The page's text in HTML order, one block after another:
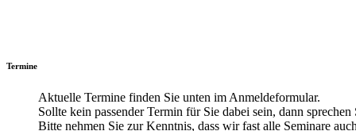
Termine
Aktuelle Termine finden Sie unten im Anmeldeformular.
Sollte kein passender Termin für Sie dabei sein, dann sprechen
Bitte nehmen Sie zur Kenntnis, dass wir fast alle Seminare